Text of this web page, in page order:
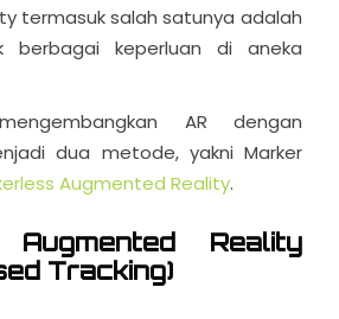
termasuk salah satunya adalah
berbagai keperluan di aneka
AR dengan
dua metode, yakni Marker
Augmented Reality.
Augmented Reality
Tracking)